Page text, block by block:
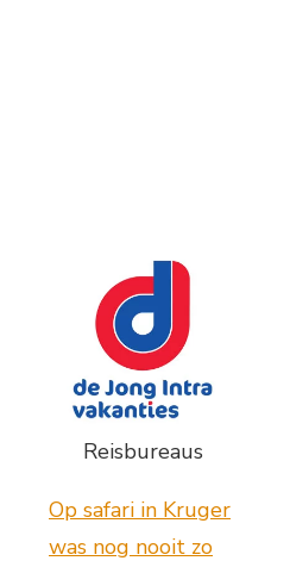
Reisbureaus
Op safari in Kruger
was nog nooit zo